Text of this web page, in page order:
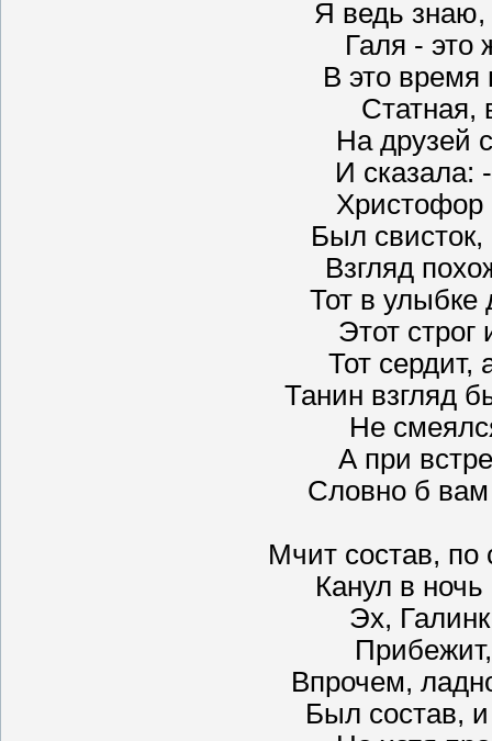
Я ведь знаю,
Галя - это
В это
Статная,
На друзей
И сказала:
Был свисток,
Взгляд
Тот в улыбке
Этот строг
Тот сердит,
Танин взгляд
Не
А при
Словно б
Мчит состав, по
Канул в ночь
Эх,
Впрочем,
Был состав,